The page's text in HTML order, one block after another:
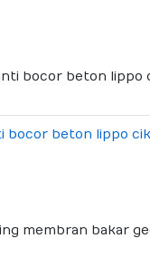
bocor beton lippo